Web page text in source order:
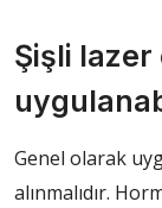
Şişli
Genel olarak
alınmalıdır.